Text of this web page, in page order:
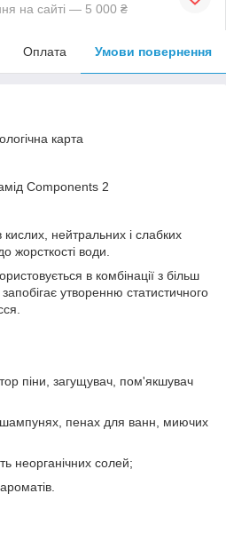
на сайті — 5 000 ₴
Оплата Умови повернення
карта
Components 2
нейтральних і слабких
жорсткості води.
в комбінації з більш
утворенню статистичного
піни, загущувач, пом'якшувач
шампунях, пенах для ванн, миючих
неорганічних солей;